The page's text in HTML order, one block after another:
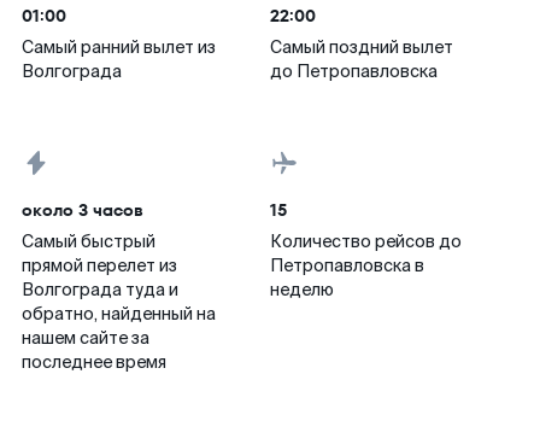
01:00
Самый ранний вылет из
Волгограда
22:00
Самый поздний вылет
до Петропавловска
около 3 часов
Самый быстрый
прямой перелет из
Волгограда туда и
обратно, найденный на
нашем сайте за
последнее время
15
Количество рейсов до
Петропавловска в
неделю